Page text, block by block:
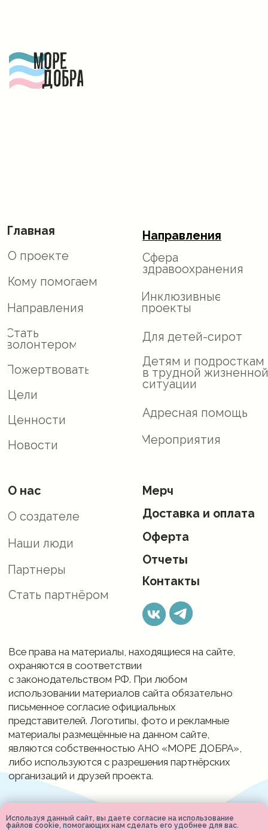
Используя данный сайт, вы даете согласие на использование
файлов cookie, помогающих нам сделать его удобнее для вас.